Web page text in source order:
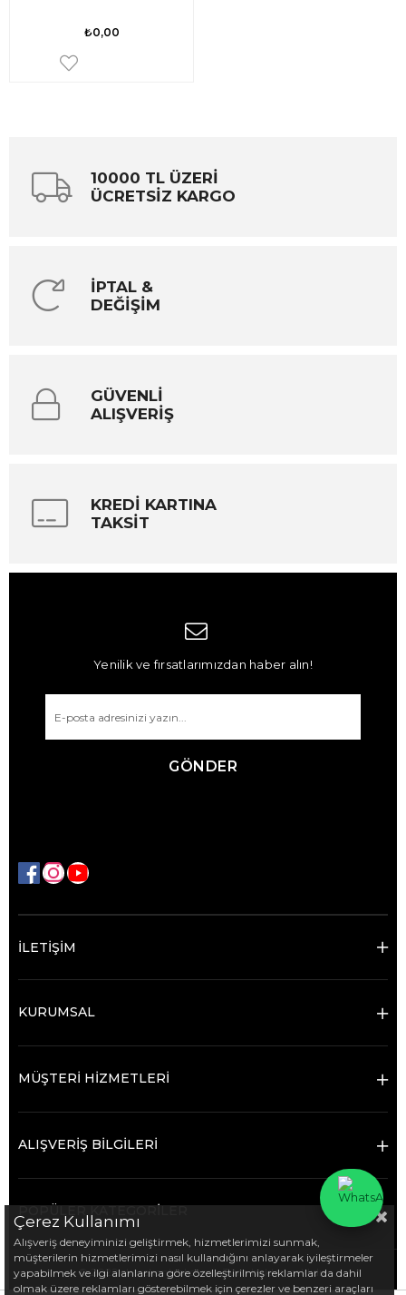
₺0,00
10000 TL ÜZERİ
ÜCRETSİZ KARGO
İPTAL &
DEĞİŞİM
GÜVENLİ
ALIŞVERİŞ
KREDİ KARTINA
TAKSİT
Yenilik ve fırsatlarımızdan haber alın!
GÖNDER
İLETİŞİM
KURUMSAL
MÜŞTERİ HİZMETLERİ
ALIŞVERİŞ BİLGİLERİ
POPÜLER KATEGORİLER
© 2022 ekarekontrol.com - Tüm hakları saklıdır.
Çerez Kullanımı
Alışveriş deneyiminizi geliştirmek, hizmetlerimizi sunmak,
müşterilerin hizmetlerimizi nasıl kullandığını anlayarak iyileştirmeler
yapabilmek ve ilgi alanlarına göre özelleştirilmiş reklamlar da dahil
olmak üzere reklamları gösterebilmek için çerezler ve benzeri araçları